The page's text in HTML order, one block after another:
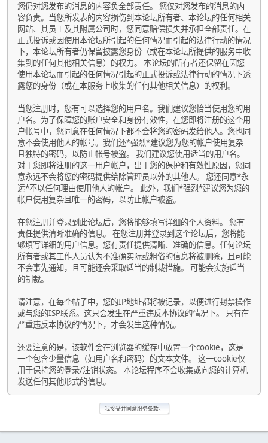
您仍对您发布的消息的内容负全部责任。 您仅对您发布的消息的内
容负责。当您所发表的内容损伤到本论坛所有者、本论坛的任何相关
网站、其员工及其附属公司时，您同意赔偿损失并承担全部责任。在
正式投诉或因使用本论坛所引起的任何情况而引起的法律行动的情况
下，本论坛所有者仍保留披露您身份（或在本论坛所提供的服务中收
集到的任何其他相关信息）的权力。 本论坛的所有者还保留在因您
使用本论坛而引起的任何情况引起的正式投诉或法律行动的情况下透
露您的身份（或在本服务上收集的任何其他相关信息）的权利。
当您注册时，您有可以选择您的用户名。我们建议您恰当使用您的用
户名。为了保障您的账户安全和身份有效性，在您即将注册的这个用
户帐号中，您同意在任何情况下都不会将您的密码发给他人。您也同
意不会使用他人的帐号。我们还*强烈*建议您为您的帐户使用复杂
且独特的密码，以防止帐号被盗。 我们建议您使用适当的用户名。
对于您即将注册的这一用户帐户，出于您的保护和有效性原因，您同
意永远不会将您的密码提供给除管理员以外的其他人。 您还同意*永
远*不以任何理由使用他人的帐户。 此外，我们*强烈*建议您为您的
帐户使用复杂且唯一的密码，以防止帐户被盗。
在您注册并登录到此论坛后，您将能够填写详细的个人资料。 您有
责任提供清晰准确的信息。 在您注册并登录到这个论坛后，您将能
够填写详细的用户信息。您有责任提供清晰、准确的信息。任何论坛
所有者或其工作人员认为不准确实际或粗俗的信息将被删除，且可能
不会事先通知，且可能还会采取适当的制裁措施。 可能会实施适当
的制裁。
请注意，在每个帖子中，您的IP地址都将被记录，以便进行封禁操作
或与您的ISP联系。这只会发生在严重违反本协议的情况下。 只有在
严重违反本协议的情况下，才会发生这种情况。
还要注意的是，该软件会在浏览器的缓存中放置一个cookie，这是
一个包含少量信息（如用户名和密码）的文本文件。 这一cookie仅
用于保持您的登录/注销状态。 本论坛程序不会收集或向您的计算机
发送任何其他形式的信息。